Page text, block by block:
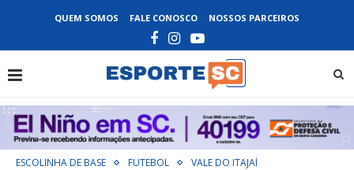
QUEM SOMOS FALE CONOSCO NOSSOS PARCEIROS
ESCOLINHA DE BASE FUTEBOL VALE DO ITAJAÍ